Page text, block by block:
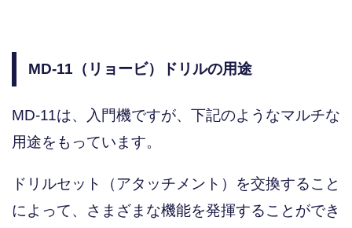
MD-11（リョービ）ドリルの用途
MD-11は、入門機ですが、下記のようなマルチな
用途をもっています。
ドリルセット（アタッチメント）を交換すること
によって、さまざまな機能を発揮することができ